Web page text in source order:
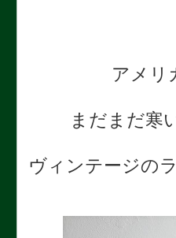
アメリ
まだまだ寒
ヴィンテージの